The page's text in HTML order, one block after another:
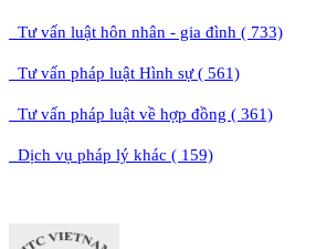
Tư vấn luật hôn nhân - gia đình ( 733)
Tư vấn pháp luật Hình sự ( 561)
Tư vấn pháp luật về hợp đồng ( 361)
Dịch vụ pháp lý khác ( 159)